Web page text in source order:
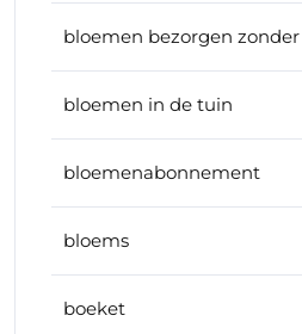
bloemen bezorgen
bloemen in de tuin
bloemenabonnement
bloems
boeket